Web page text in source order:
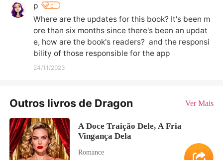
p 0
Where are the updates for this book? It's been m
ore than six months since there's been an updat
e, how are the book's readers?  and the responsi
bility of those responsible for the app
24/11/2023
Outros livros de Dragon Ver Mais
A Doce Traição Dele, A Fria
Vingança Dela
Romance